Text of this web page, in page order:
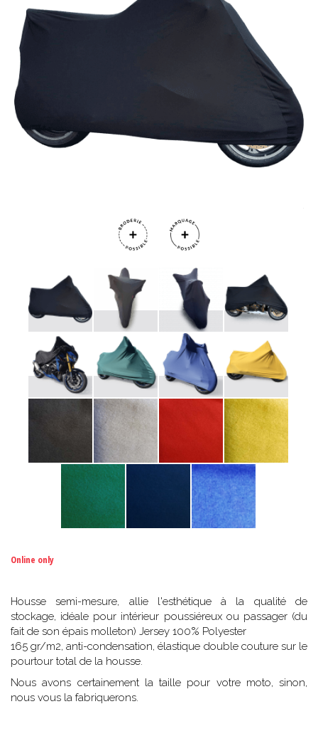
Online only
Housse semi-mesure, allie l'esthétique à la qualité de
stockage, idéale pour intérieur poussiéreux ou passager (du
fait de son épais molleton) Jersey 100% Polyester
165 gr/m2, anti-condensation, élastique double couture sur le
pourtour total de la housse.
Nous avons certainement la taille pour votre moto, sinon,
nous vous la fabriquerons.